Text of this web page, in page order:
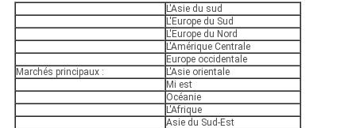
L'Asie du sud
L'Europe du Sud
L'Europe du Nord
L'Amérique Centrale
Europe occidentale
Marchés principaux :
L'Asie orientale
Mi est
Océanie
L'Afrique
Asie du Sud-Est